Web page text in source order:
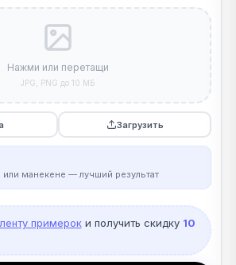
Нажми или перетащи
JPG, PNG до 10 МБ
Загрузить
манекене — лучший результат
ленту примероки получить скидку 10